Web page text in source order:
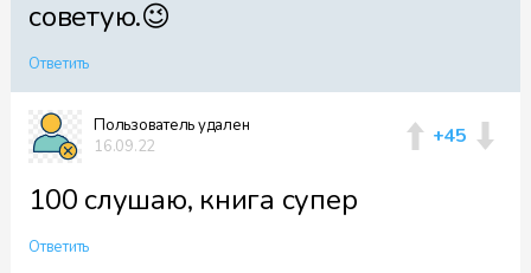
советую.😉
Ответить
Пользователь удален
16.09.22
+45
100 слушаю, книга супер
Ответить